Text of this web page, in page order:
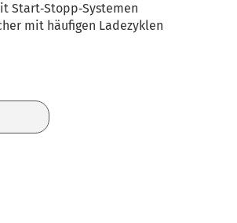
Start‑Stopp‑Systemen
mit häufigen Ladezyklen